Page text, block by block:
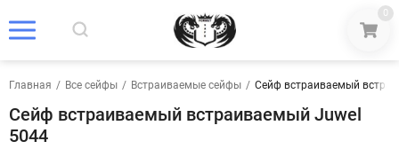
0
Главная / Все сейфы / Встраиваемые сейфы / Сейф встраиваемый
Сейф встраиваемый встраиваемый Juwel
5044